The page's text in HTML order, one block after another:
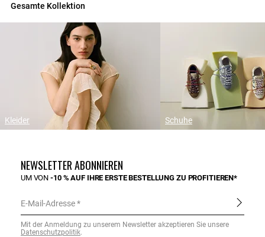
Gesamte Kollektion
Kleider Schuhe
NEWSLETTER ABONNIEREN
UM VON-10 % AUF IHRE ERSTE BESTELLUNG ZU PROFITIEREN*
E-Mail-Adresse
Mit der Anmeldung zu unserem Newsletter akzeptieren Sie unsere
Datenschutzpolitik.